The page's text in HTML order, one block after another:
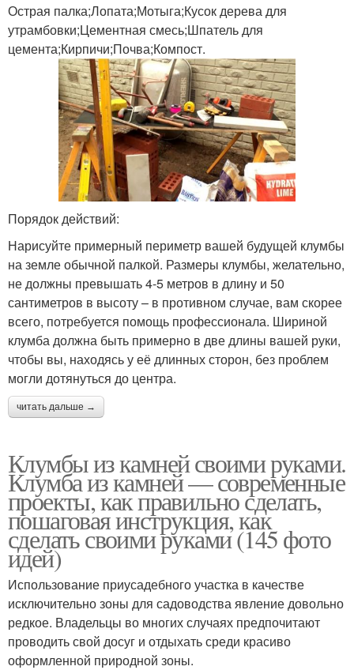
Острая палка;Лопата;Мотыга;Кусок дерева для
утрамбовки;Цементная смесь;Шпатель для
цемента;Кирпичи;Почва;Компост.
Порядок действий:
Нарисуйте примерный периметр вашей будущей клумбы
на земле обычной палкой. Размеры клумбы, желательно,
не должны превышать 4-5 метров в длину и 50
сантиметров в высоту – в противном случае, вам скорее
всего, потребуется помощь профессионала. Шириной
клумба должна быть примерно в две длины вашей руки,
чтобы вы, находясь у её длинных сторон, без проблем
могли дотянуться до центра.
читать дальше →
Клумбы из камней своими руками.
Клумба из камней — современные
проекты, как правильно сделать,
пошаговая инструкция, как
сделать своими руками (145 фото
идей)
Использование приусадебного участка в качестве
исключительно зоны для садоводства явление довольно
редкое. Владельцы во многих случаях предпочитают
проводить свой досуг и отдыхать среди красиво
оформленной природной зоны.